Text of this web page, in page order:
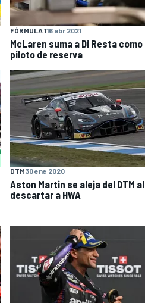
FÓRMULA 116 abr 2021
McLaren suma a Di Resta como
piloto de reserva
DTM30 ene 2020
Aston Martin se aleja del DTM al
descartar a HWA